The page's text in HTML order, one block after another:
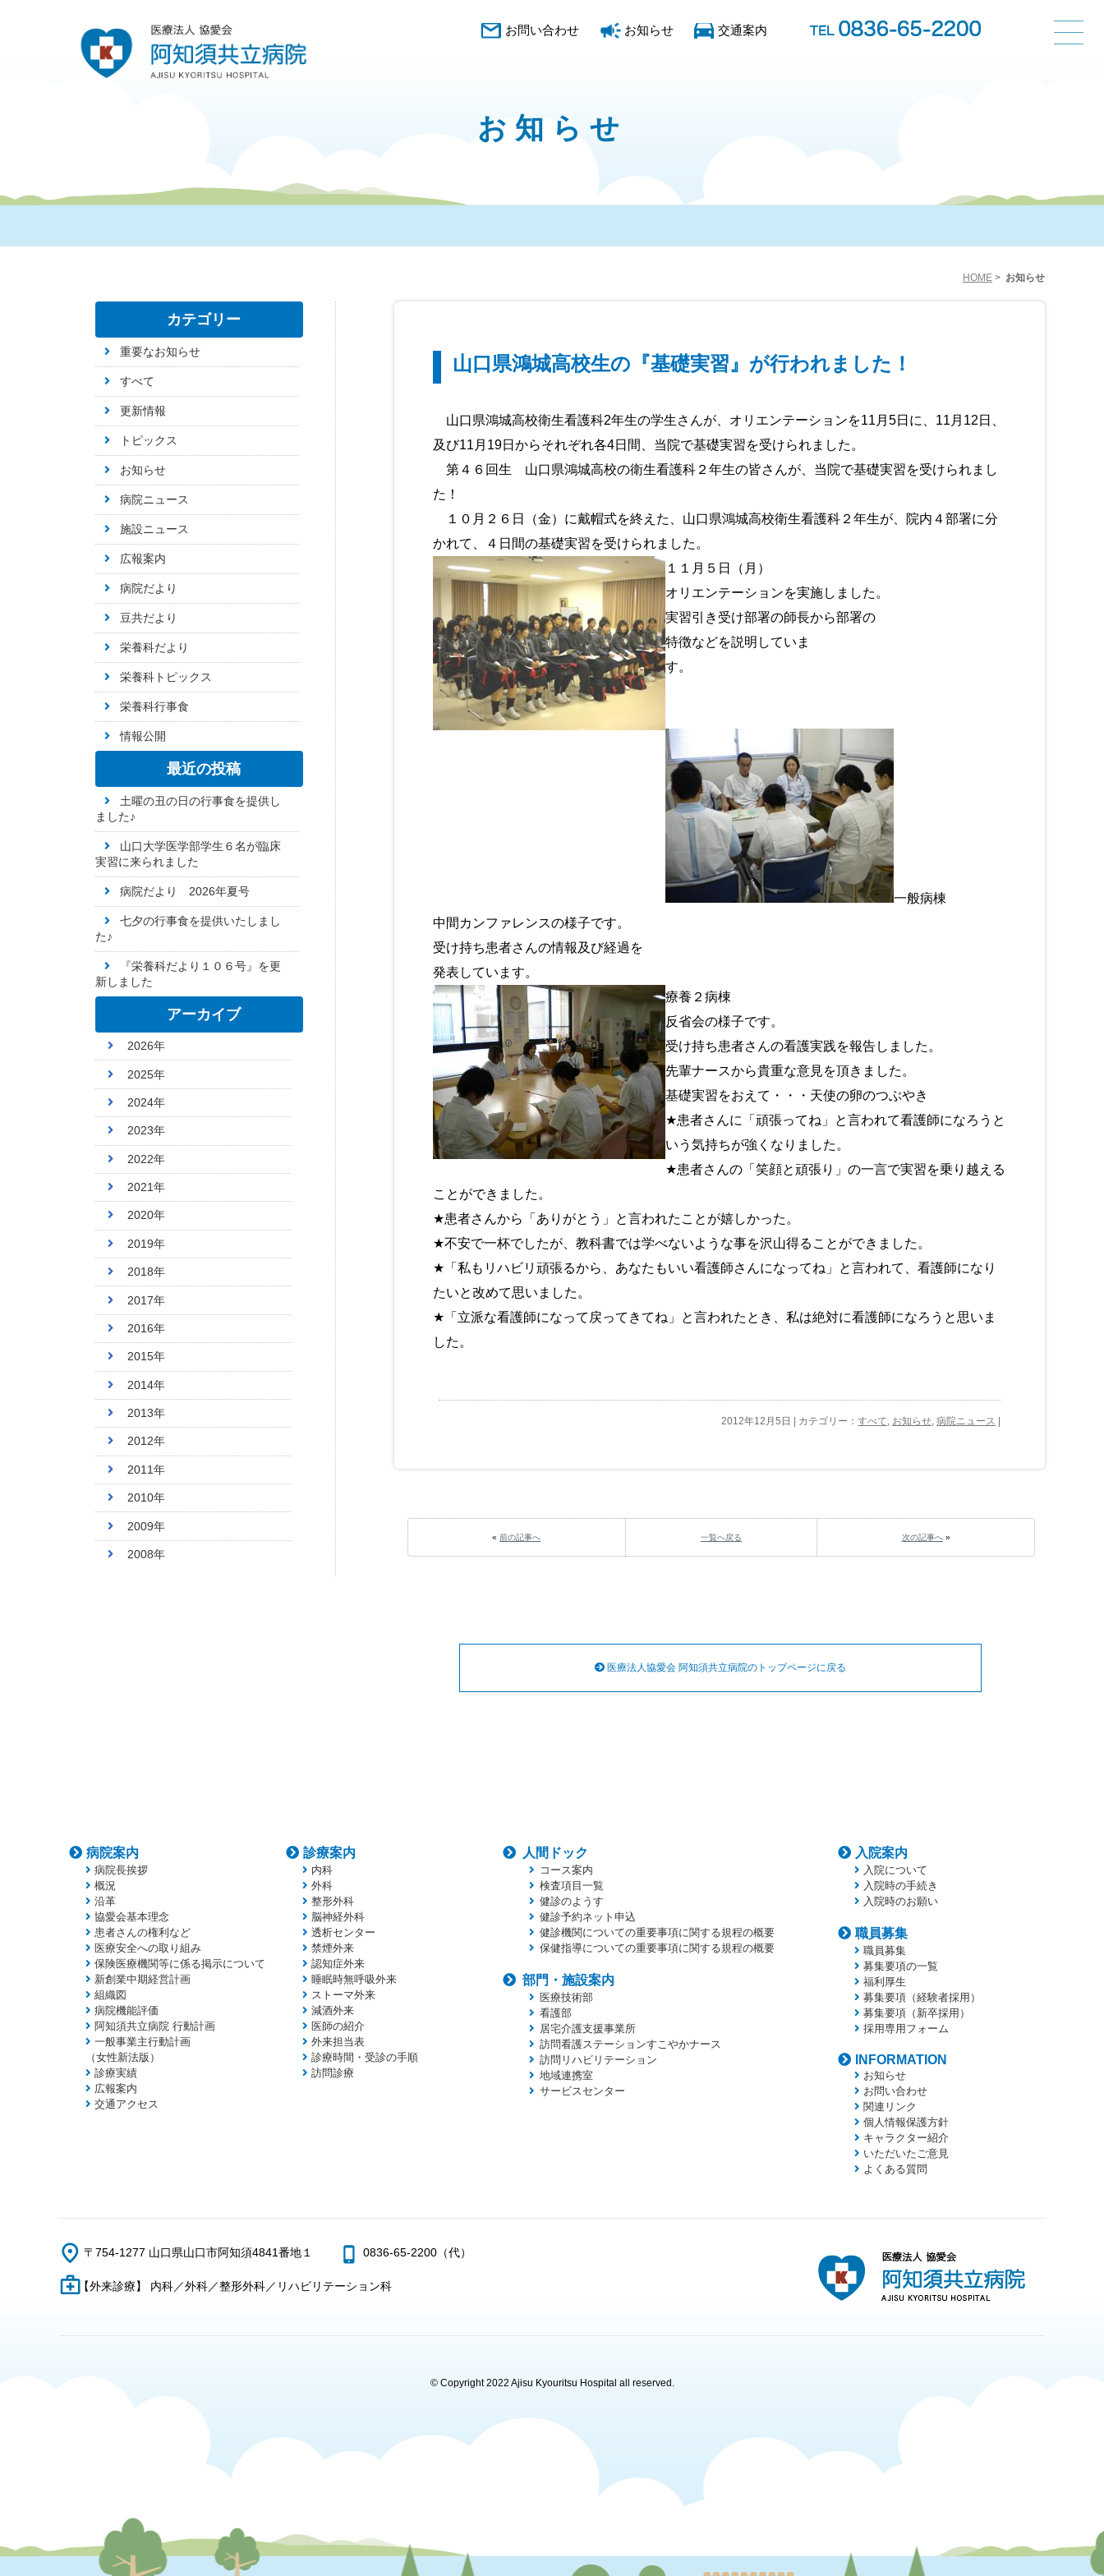
交通案内
お知らせ
お問い合わせ
お知らせ
HOME > お知らせ
山口県鴻城高校生の『基礎実習』が行われました！
山口県鴻城高校衛生看護科2年生の学生さんが、オリエンテーションを11月5日に、11月12日、
及び11月19日からそれぞれ各4日間、当院で基礎実習を受けられました。
第４６回生 山口県鴻城高校の衛生看護科２年生の皆さんが、当院で基礎実習を受けられまし
た！
１０月２６日（金）に戴帽式を終えた、山口県鴻城高校衛生看護科２年生が、院内４部署に分
かれて、４日間の基礎実習を受けられました。
１１月５日（月）
オリエンテーションを実施しました。
実習引き受け部署の師長から部署の
特徴などを説明していま
す。
一般病棟
中間カンファレンスの様子です。
受け持ち患者さんの情報及び経過を
発表しています。
療養２病棟
反省会の様子です。
受け持ち患者さんの看護実践を報告しました。
先輩ナースから貴重な意見を頂きました。
基礎実習をおえて・・・天使の卵のつぶやき
★患者さんに「頑張ってね」と言われて看護師になろうと
いう気持ちが強くなりました。
★患者さんの「笑顔と頑張り」の一言で実習を乗り越える
ことができました。
★患者さんから「ありがとう」と言われたことが嬉しかった。
★不安で一杯でしたが、教科書では学べないような事を沢山得ることができました。
★「私もリハビリ頑張るから、あなたもいい看護師さんになってね」と言われて、看護師になり
たいと改めて思いました。
★「立派な看護師になって戻ってきてね」と言われたとき、私は絶対に看護師になろうと思いま
した。
2012年12月5日 | カテゴリー：すべて お知らせ ,病院ニュース |
«前の記事へ 一覧へ戻る 次の記事へ»
医療法人協愛会 阿知須共立病院のトップページに戻る
カテゴリー
重要なお知らせ
すべて
更新情報
トピックス
お知らせ
病院ニュース
施設ニュース
広報案内
病院だより
豆共だより
栄養科だより
栄養科トピックス
栄養科行事食
情報公開
最近の投稿
土曜の丑の日の行事食を提供し
ました♪
山口大学医学部学生６名が臨床
実習に来られました
病院だより 2026年夏号
七夕の行事食を提供いたしまし
た♪
『栄養科だより１０６号』を更
新しました
アーカイブ
2026年
2025年
2024年
2023年
2022年
2021年
2020年
2019年
2018年
2017年
2016年
2015年
2014年
2013年
2012年
2011年
2010年
2009年
2008年
病院案内
病院長挨拶
概況
沿革
協愛会基本理念
患者さんの権利など
医療安全への取り組み
保険医療機関等に係る掲示について
新創業中期経営計画
組織図
病院機能評価
阿知須共立病院 行動計画
一般事業主行動計画
（女性新法版）
診療実績
広報案内
交通アクセス
診療案内
内科
外科
整形外科
脳神経外科
透析センター
禁煙外来
認知症外来
睡眠時無呼吸外来
ストーマ外来
減酒外来
医師の紹介
外来担当表
診療時間・受診の手順
訪問診療
人間ドック
コース案内
検査項目一覧
健診のようす
健診予約ネット申込
健診機関についての重要事項に関する規程の概要
保健指導についての重要事項に関する規程の概要
部門・施設案内
医療技術部
看護部
居宅介護支援事業所
訪問看護ステーションすこやかナース
訪問リハビリテーション
地域連携室
サービスセンター
入院案内
入院について
入院時の手続き
入院時のお願い
職員募集
職員募集
募集要項の一覧
福利厚生
募集要項（経験者採用）
募集要項（新卒採用）
採用専用フォーム
INFORMATION
お知らせ
お問い合わせ
関連リンク
個人情報保護方針
キャラクター紹介
いただいたご意見
よくある質問
〒754-1277 山口県山口市阿知須4841番地１ 0836-65-2200（代）
【外来診療】 内科／外科／整形外科／リハビリテーション科
© Copyright 2022 Ajisu Kyouritsu Hospital all reserved.